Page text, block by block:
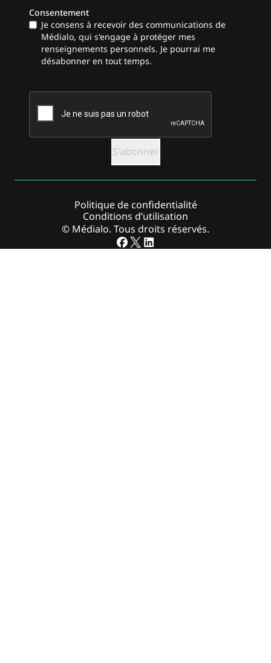
Consentement
Je consens à recevoir des communications de
Médialo, qui s'engage à protéger mes
renseignements personnels. Je pourrai me
désabonner en tout temps.
CAPTCHA
© Médialo. Tous droits réservés.
Politique de confidentialité
Conditions d’utilisation